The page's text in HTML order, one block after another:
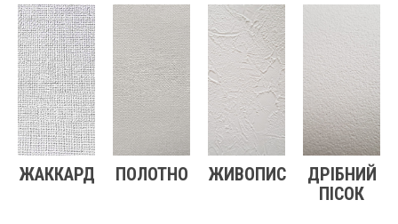
ЖАККАРД ПОЛОТНО ЖИВОПИС
ДРІБНИЙ
ПІСОК